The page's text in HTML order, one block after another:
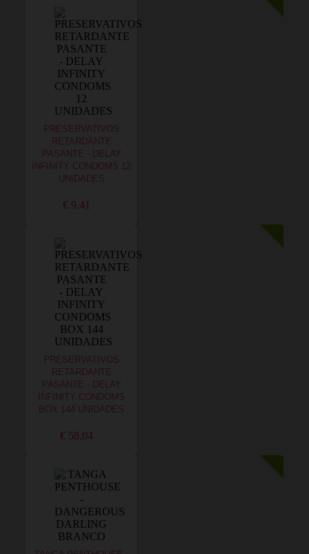
PRESERVATIVOS
RETARDANTE
PASANTE - DELAY
INFINITY CONDOMS 12
UNIDADES
€ 9,41
PRESERVATIVOS
RETARDANTE
PASANTE - DELAY
INFINITY CONDOMS
BOX 144 UNIDADES
€ 58,04